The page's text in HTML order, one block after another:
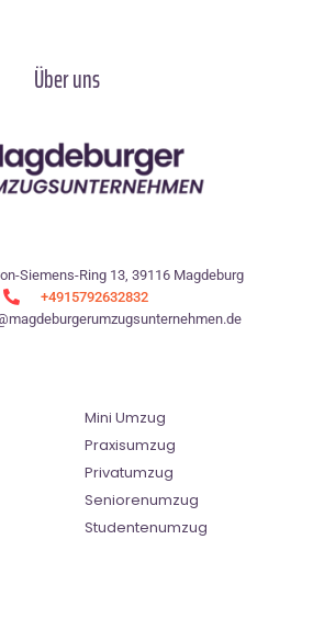
Über uns
Siemens-Ring 13, 39116 Magdeburg
+4915792632832
Mini Umzug
Praxisumzug
Privatumzug
Seniorenumzug
Studentenumzug